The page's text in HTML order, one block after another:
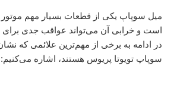
میل سوپاپ یکی از قطعات بسیار مهم موتور
است و خرابی آن می‌تواند عواقب جدی برای
در ادامه به برخی از مهم‌ترین علائمی که
سوپاپ تویوتا پریوس هستند، اشاره می‌کنیم: